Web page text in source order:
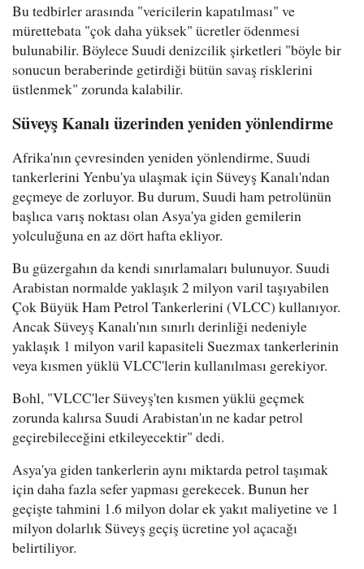
Bu tedbirler arasında "vericilerin kapatılması" ve
mürettebata "çok daha yüksek" ücretler ödenmesi
bulunabilir. Böylece Suudi denizcilik şirketleri "böyle bir
sonucun beraberinde getirdiği bütün savaş risklerini
üstlenmek" zorunda kalabilir.
Süveyş Kanalı üzerinden yeniden yönlendirme
Afrika'nın çevresinden yeniden yönlendirme, Suudi
tankerlerini Yenbu'ya ulaşmak için Süveyş Kanalı'ndan
geçmeye de zorluyor. Bu durum, Suudi ham petrolünün
başlıca varış noktası olan Asya'ya giden gemilerin
yolculuğuna en az dört hafta ekliyor.
Bu güzergahın da kendi sınırlamaları bulunuyor. Suudi
Arabistan normalde yaklaşık 2 milyon varil taşıyabilen
Çok Büyük Ham Petrol Tankerlerini (VLCC) kullanıyor.
Ancak Süveyş Kanalı'nın sınırlı derinliği nedeniyle
yaklaşık 1 milyon varil kapasiteli Suezmax tankerlerinin
veya kısmen yüklü VLCC'lerin kullanılması gerekiyor.
Bohl, "VLCC'ler Süveyş'ten kısmen yüklü geçmek
zorunda kalırsa Suudi Arabistan'ın ne kadar petrol
geçirebileceğini etkileyecektir" dedi.
Asya'ya giden tankerlerin aynı miktarda petrol taşımak
için daha fazla sefer yapması gerekecek. Bunun her
geçişte tahmini 1.6 milyon dolar ek yakıt maliyetine ve 1
milyon dolarlık Süveyş geçiş ücretine yol açacağı
belirtiliyor.